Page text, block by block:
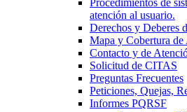
Procedimientos de
atención al usuario.
Derechos y Deberes
Mapa y Cobertura de
Contacto y de
Solicitud de CITAS
Preguntas Frecuentes
Peticiones, Quejas,
Informes PQRSF